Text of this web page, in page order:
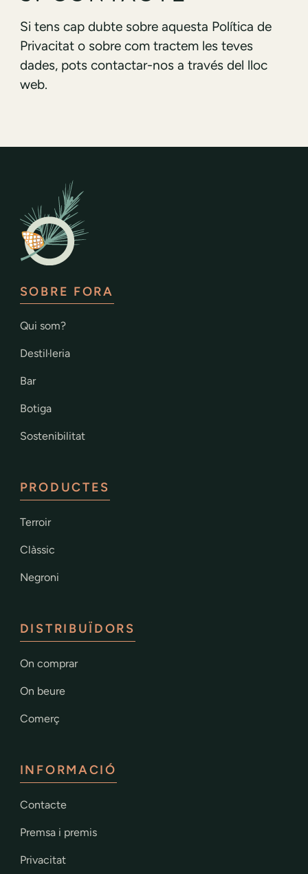
Si tens cap dubte sobre aquesta Política de
Privacitat o sobre com tractem les teves
dades, pots contactar-nos a través del lloc
web.
SOBRE FORA
Qui som?
Destil·leria
Bar
Botiga
Sostenibilitat
PRODUCTES
Terroir
Clàssic
Negroni
DISTRIBUÏDORS
On comprar
On beure
Comerç
INFORMACIÓ
Contacte
Premsa i premis
Privacitat